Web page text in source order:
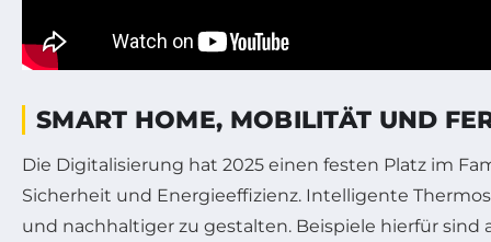
SMART HOME, MOBILITÄT UND
Die Digitalisierung hat 2025 einen festen Platz im
Sicherheit und Energieeffizienz. Intelligente
und nachhaltiger zu gestalten. Beispiele hierfür